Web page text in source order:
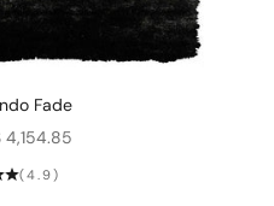
Fade
oferta
4,154.85
(4.9)